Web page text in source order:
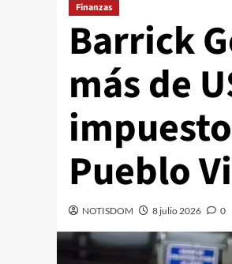
Finanzas
Barrick
más de
Pueblo
NOTISDOM 8 julio 2026 0